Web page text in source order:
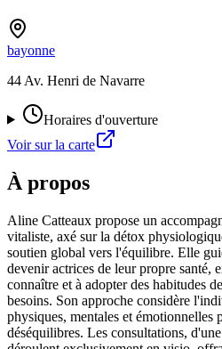
bayonne
44 Av. Henri de Navarre
Horaires d'ouverture
Voir sur la carte
À propos
Aline Catteaux propose un
vitaliste, axé sur la détox
soutien global vers l'équilibre. Elle
devenir actrices de leur propre santé,
connaître et à adopter des habitudes
besoins. Son approche considère
physiques, mentales et émotionnelles
déséquilibres. Les consultations,